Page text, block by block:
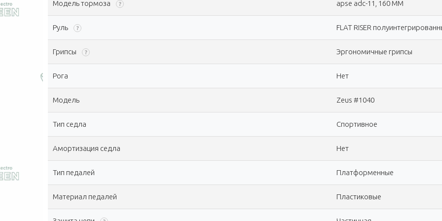
Модель тормоза ? apse adc-11, 160 ММ
Руль ? FLAT RISER
Грипсы ? Эргономичные грипсы
Рога Нет
Модель Zeus #1040
Тип седла Спортивное
Амортизация седла Нет
Тип педалей Платформенные
Материал педалей Пластиковые